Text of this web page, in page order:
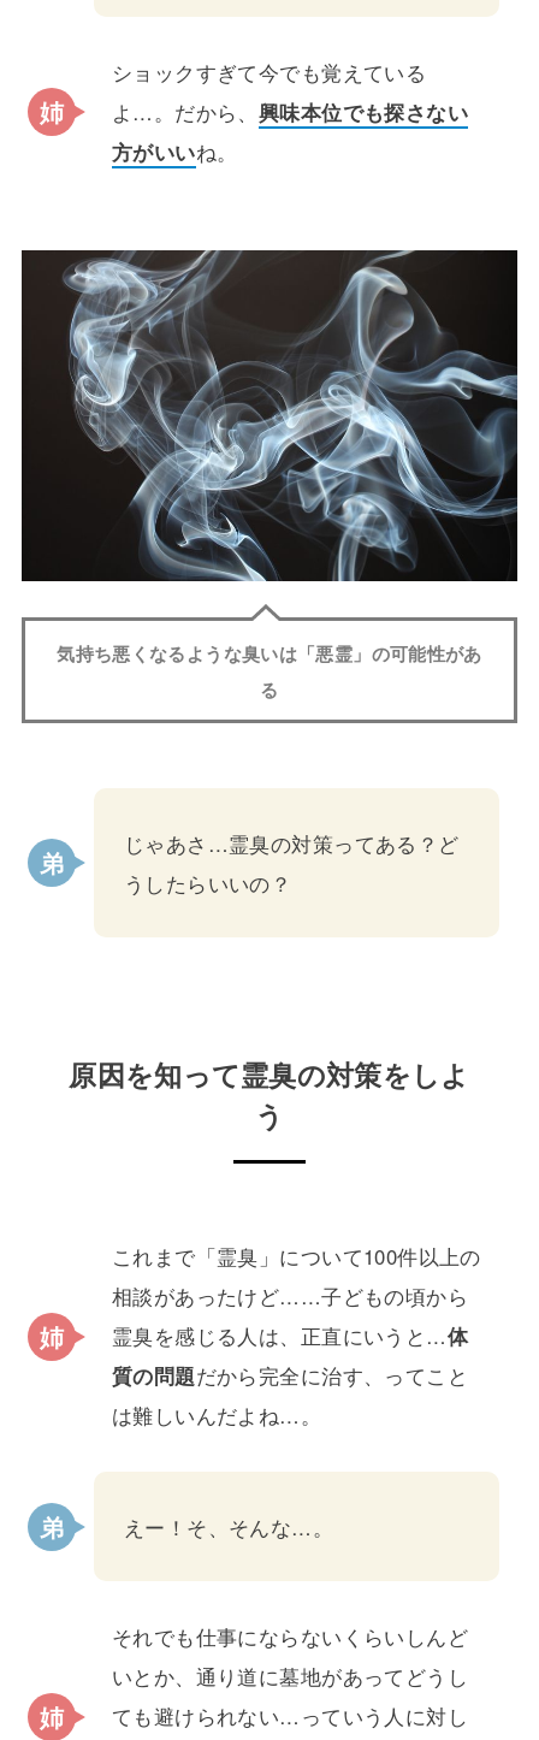
ショックすぎて今でも覚えている
よ…。だから、 興味本位でも探さない
方がいいね。
気持ち悪くなるような臭いは「悪霊」の可能性があ
る
じゃあさ…霊臭の対策ってある？ど
うしたらいいの？
原因を知って霊臭の対策をしよ
う
これまで「霊臭」について100件以上の
相談があったけど……子どもの頃から
霊臭を感じる人は、正直にいうと…体
質の問題だから完全に治す、ってこと
は難しいんだよね…。
えー！そ、そんな…。
それでも仕事にならないくらいしんど
いとか、通り道に墓地があってどうし
ても避けられない…っていう人に対し